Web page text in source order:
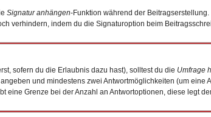
Signatur anhängen-Funktion während der
verhindern, indem du die Signaturoption beim
sofern du die Erlaubnis dazu hast), solltest du die Umfrage
und mindestens zwei Antwortmöglichkeiten (um eine
Grenze bei der Anzahl an Antwortoptionen, diese legt